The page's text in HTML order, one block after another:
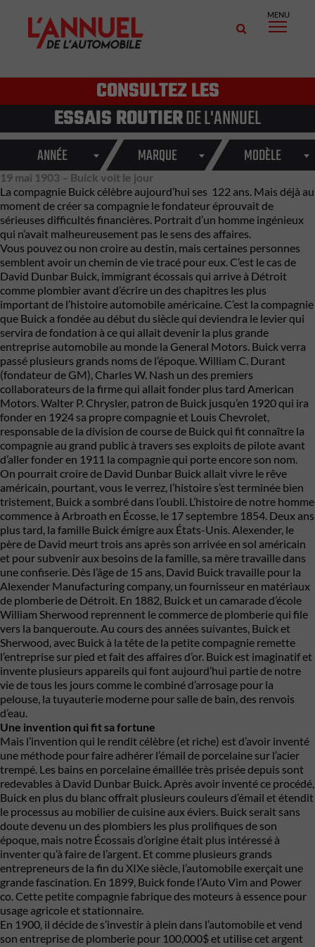
MENU
CONSULTEZ LES
ESSAIS ROUTIERDE L'ANNUEL
ANNÉE MARQUE MODÈLE
19 mai 1903 – Buick voit le jour
La compagnie Buick célèbre aujourd’hui ses 122 ans. Mais déjà au
moment de créer sa compagnie le fondateur éprouvait de
sérieuses difficultés financières. Portrait d’un homme ingénieux
qui n’avait malheureusement pas le sens des affaires.
Vous pouvez ou non croire au destin, mais certaines personnes
semblent avoir un chemin de vie tracé pour eux. C’est le cas de
David Dunbar Buick, immigrant écossais qui arrive à Détroit
comme plombier avant d’écrire un des chapitres les plus
important de l’histoire automobile américaine. C’est la compagnie
que Buick a fondée au début du siècle qui deviendra le levier qui
servira de fondation à ce qui allait devenir la plus grande
entreprise automobile au monde la General Motors. Buick verra
passé plusieurs grands noms de l’époque. William C. Durant
(fondateur de GM), Charles W. Nash un des premiers
collaborateurs de la firme qui allait fonder plus tard American
Motors. Walter P. Chrysler, patron de Buick jusqu’en 1920 qui ira
fonder en 1924 sa propre compagnie et Louis Chevrolet,
responsable de la division de course de Buick qui fit connaître la
compagnie au grand public à travers ses exploits de pilote avant
d’aller fonder en 1911 la compagnie qui porte encore son nom.
On pourrait croire de David Dunbar Buick allait vivre le rêve
américain, pourtant, vous le verrez, l’histoire s’est terminée bien
tristement, Buick a sombré dans l’oubli. L’histoire de notre homme
commence à Arbroath en Écosse, le 17 septembre 1854. Deux ans
plus tard, la famille Buick émigre aux États-Unis. Alexender, le
père de David meurt trois ans après son arrivée en sol américain
et pour subvenir aux besoins de la famille, sa mère travaille dans
une confiserie. Dès l’âge de 15 ans, David Buick travaille pour la
Alexender Manufacturing company, un fournisseur en matériaux
de plomberie de Détroit. En 1882, Buick et un camarade d’école
William Sherwood reprennent le commerce de plomberie qui file
vers la banqueroute. Au cours des années suivantes, Buick et
Sherwood, avec Buick à la tête de la petite compagnie remette
l’entreprise sur pied et fait des affaires d’or. Buick est imaginatif et
invente plusieurs appareils qui font aujourd’hui partie de notre
vie de tous les jours comme le combiné d’arrosage pour la
pelouse, la tuyauterie moderne pour salle de bain, des renvois
d’eau.
Une invention qui fit sa fortune
Mais l’invention qui le rendit célèbre (et riche) est d’avoir inventé
une méthode pour faire adhérer l’émail de porcelaine sur l’acier
trempé. Les bains en porcelaine émaillée très prisée depuis sont
redevables à David Dunbar Buick. Après avoir inventé ce procédé,
Buick en plus du blanc offrait plusieurs couleurs d’émail et étendit
le processus au mobilier de cuisine aux éviers. Buick serait sans
doute devenu un des plombiers les plus prolifiques de son
époque, mais notre Écossais d’origine était plus intéressé à
inventer qu’à faire de l’argent. Et comme plusieurs grands
entrepreneurs de la fin du XIXe siècle, l’automobile exerçait une
grande fascination. En 1899, Buick fonde l’Auto Vim and Power
co. Cette petite compagnie fabrique des moteurs à essence pour
usage agricole et stationnaire.
En 1900, il décide de s’investir à plein dans l’automobile et vend
son entreprise de plomberie pour 100,000$ et utilise cet argent